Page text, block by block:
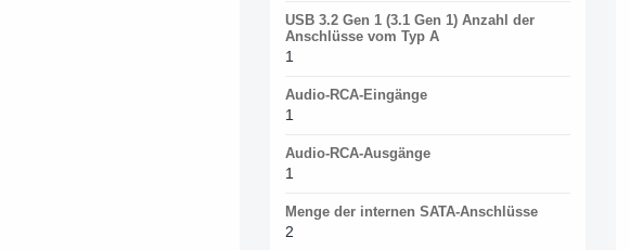
USB 3.2 Gen 1 (3.1 Gen 1) Anzahl der
Anschlüsse vom Typ A
1
Audio-RCA-Eingänge
1
Audio-RCA-Ausgänge
1
Menge der internen SATA-Anschlüsse
2